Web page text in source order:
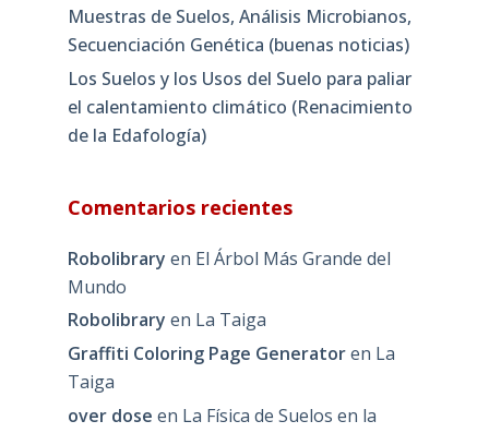
Muestras de Suelos, Análisis Microbianos,
Secuenciación Genética (buenas noticias)
Los Suelos y los Usos del Suelo para paliar
el calentamiento climático (Renacimiento
de la Edafología)
Comentarios recientes
Robolibrary en El Árbol Más Grande del
Mundo
Robolibrary en La Taiga
Graffiti Coloring Page Generatoren La
Taiga
over dose en La Física de Suelos en la